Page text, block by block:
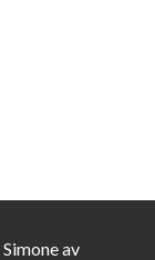
Simoneav